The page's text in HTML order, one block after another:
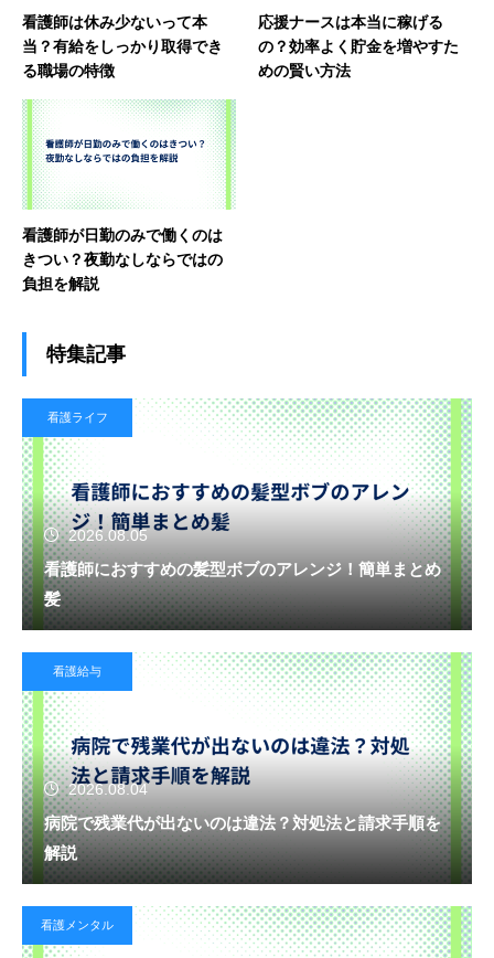
看護師は休み少ないって本
当？有給をしっかり取得でき
る職場の特徴
応援ナースは本当に稼げる
の？効率よく貯金を増やすた
めの賢い方法
看護師が日勤のみで働くのは
きつい？夜勤なしならではの
負担を解説
特集記事
看護ライフ
2026.08.05
看護師におすすめの髪型ボブのアレンジ！簡単まとめ
髪
看護給与
2026.08.04
病院で残業代が出ないのは違法？対処法と請求手順を
解説
看護メンタル